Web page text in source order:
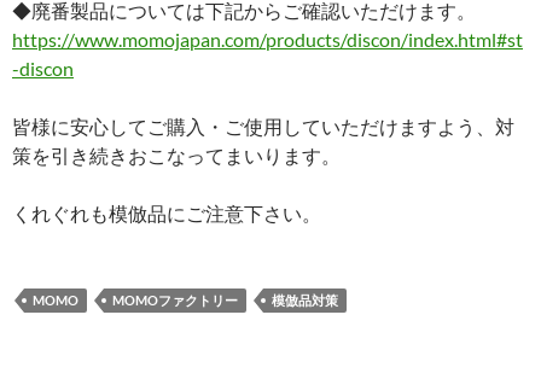
◆廃番製品については下記からご確認いただけます。
https://www.momojapan.com/products/discon/index.html#st
-discon
皆様に安心してご購入・ご使用していただけますよう、対
策を引き続きおこなってまいります。
くれぐれも模倣品にご注意下さい。
MOMO MOMOファクトリー 模倣品対策